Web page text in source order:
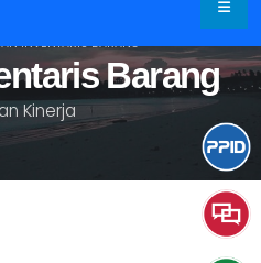
Barang
Kinerja
INVENTARIS BARANG